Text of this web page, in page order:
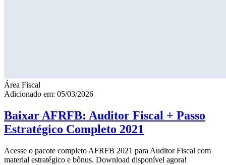
Área Fiscal
Adicionado em: 05/03/2026
Baixar AFRFB: Auditor Fiscal + Passo
Estratégico Completo 2021
Acesse o pacote completo AFRFB 2021 para Auditor Fiscal com
material estratégico e bônus. Download disponível agora!